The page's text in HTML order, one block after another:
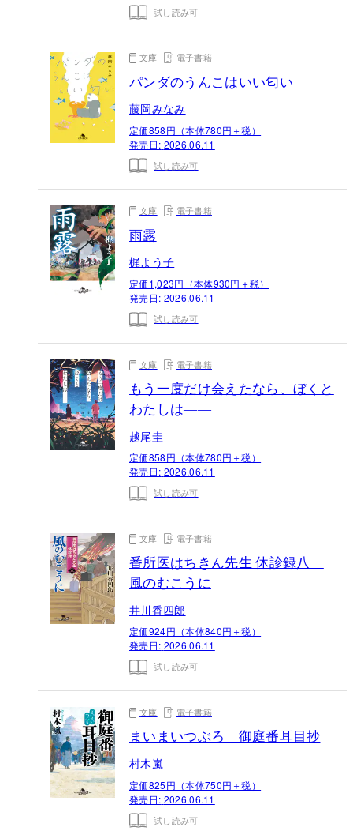
試し読み可
文庫 電子書籍
パンダのうんこはいい匂い
藤岡みなみ
定価858円（本体780円＋税）
発売日: 2026.06.11
試し読み可
文庫 電子書籍
雨露
梶よう子
定価1,023円（本体930円＋税）
発売日: 2026.06.11
試し読み可
文庫 電子書籍
もう一度だけ会えたなら、ぼくと
わたしは——
越尾圭
定価858円（本体780円＋税）
発売日: 2026.06.11
試し読み可
文庫 電子書籍
番所医はちきん先生 休診録八
風のむこうに
井川香四郎
定価924円（本体840円＋税）
発売日: 2026.06.11
試し読み可
文庫 電子書籍
まいまいつぶろ 御庭番耳目抄
村木嵐
定価825円（本体750円＋税）
発売日: 2026.06.11
試し読み可